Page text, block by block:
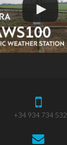
+34 934 734 532